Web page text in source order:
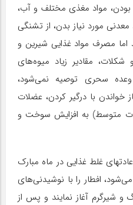
مواد مغذی مختلف و آب،
معدنی مورد نیاز بدن، از تشنگی
مصرف مواد غذایی شیرین و
مقادیر زیاد میوه‌های
سحری توصیه نمی‌شود،
خواندن با درگیر کردن، عضلات
متوسط) به افزایش سوخت و
غلط غذایی در ماه مبارک
افطار را با نوشیدنی‌های
شیرگرم آغاز نمایند و پس از